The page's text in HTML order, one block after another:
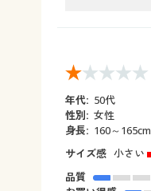
年代: 50代
性別: 女性
身長: 160～165cm
サイズ感 小さい
品質